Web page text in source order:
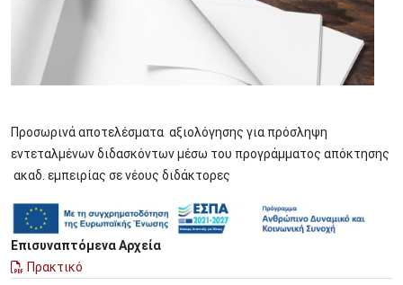
Προσωρινά αποτελέσματα αξιολόγησης για πρόσληψη
εντεταλμένων διδασκόντων μέσω του προγράμματος απόκτησης
ακαδ. εμπειρίας σε νέους διδάκτορες
Image
Επισυναπτόμενα Αρχεία
Πρακτικό